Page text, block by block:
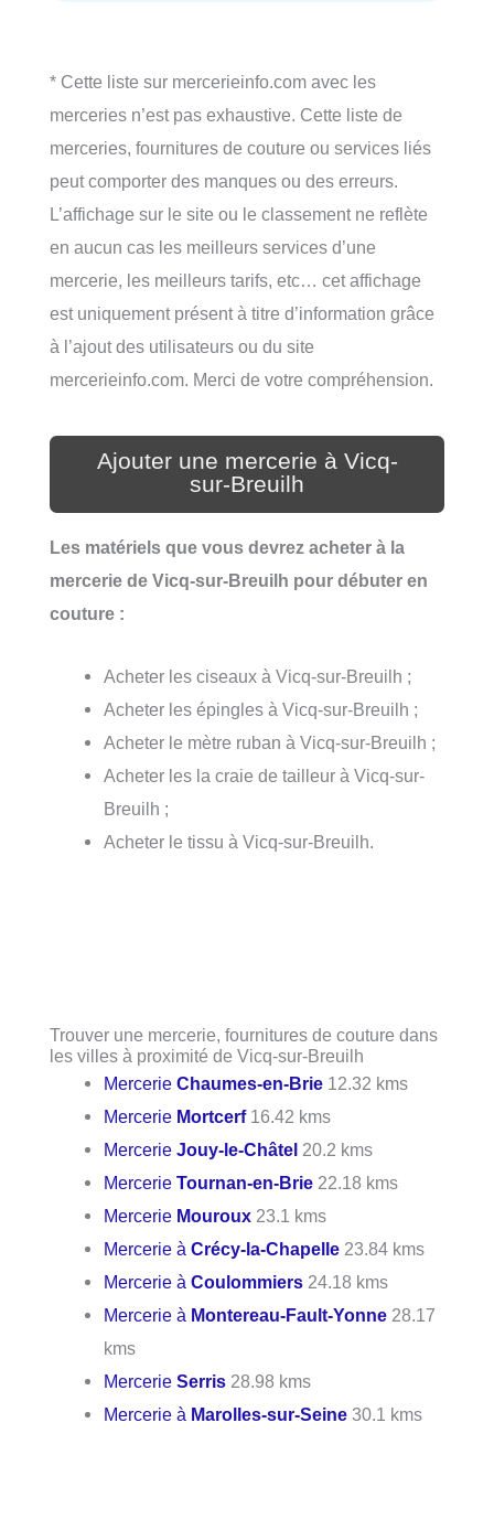
* Cette liste sur mercerieinfo.com avec les
merceries n’est pas exhaustive. Cette liste de
merceries, fournitures de couture ou services liés
peut comporter des manques ou des erreurs.
L’affichage sur le site ou le classement ne reflète
en aucun cas les meilleurs services d’une
mercerie, les meilleurs tarifs, etc… cet affichage
est uniquement présent à titre d’information grâce
à l’ajout des utilisateurs ou du site
mercerieinfo.com. Merci de votre compréhension.
Ajouter une mercerie à Vicq-
sur-Breuilh
Les matériels que vous devrez acheter à la
mercerie de Vicq-sur-Breuilh pour débuter en
couture :
Acheter les ciseaux à Vicq-sur-Breuilh ;
Acheter les épingles à Vicq-sur-Breuilh ;
Acheter le mètre ruban à Vicq-sur-Breuilh ;
Acheter les la craie de tailleur à Vicq-sur-
Breuilh ;
Acheter le tissu à Vicq-sur-Breuilh.
Trouver une mercerie, fournitures de couture dans
les villes à proximité de Vicq-sur-Breuilh
MercerieChaumes-en-Brie 12.32 kms
Mercerie Mortcerf16.42 kms
MercerieJouy-le-Châtel 20.2 kms
MercerieTournan-en-Brie 22.18 kms
Mercerie Mouroux 23.1 kms
Mercerie àCrécy-la-Chapelle 23.84 kms
Mercerie àCoulommiers 24.18 kms
Mercerie à Montereau-Fault-Yonne 28.17
kms
MercerieSerris 28.98 kms
Mercerie à Marolles-sur-Seine 30.1 kms